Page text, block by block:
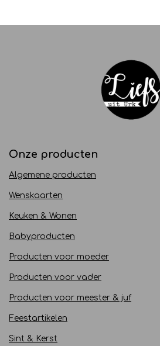
Onze producten
Algemene producten
Wenskaarten
Keuken & Wonen
Babyproducten
Producten voor moeder
Producten voor vader
Producten voor meester & juf
Feestartikelen
Sint & Kerst